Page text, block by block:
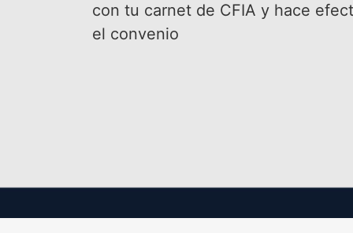
con tu carnet de CFIA y hace
el convenio